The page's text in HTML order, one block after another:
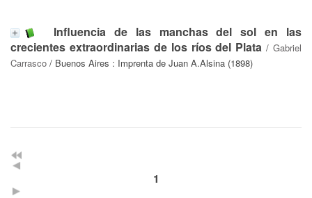
Influencia de las manchas del sol en las
crecientes extraordinarias de los ríos del Plata / Gabriel
Carrasco / Buenos Aires : Imprenta de Juan A.Alsina (1898)
1